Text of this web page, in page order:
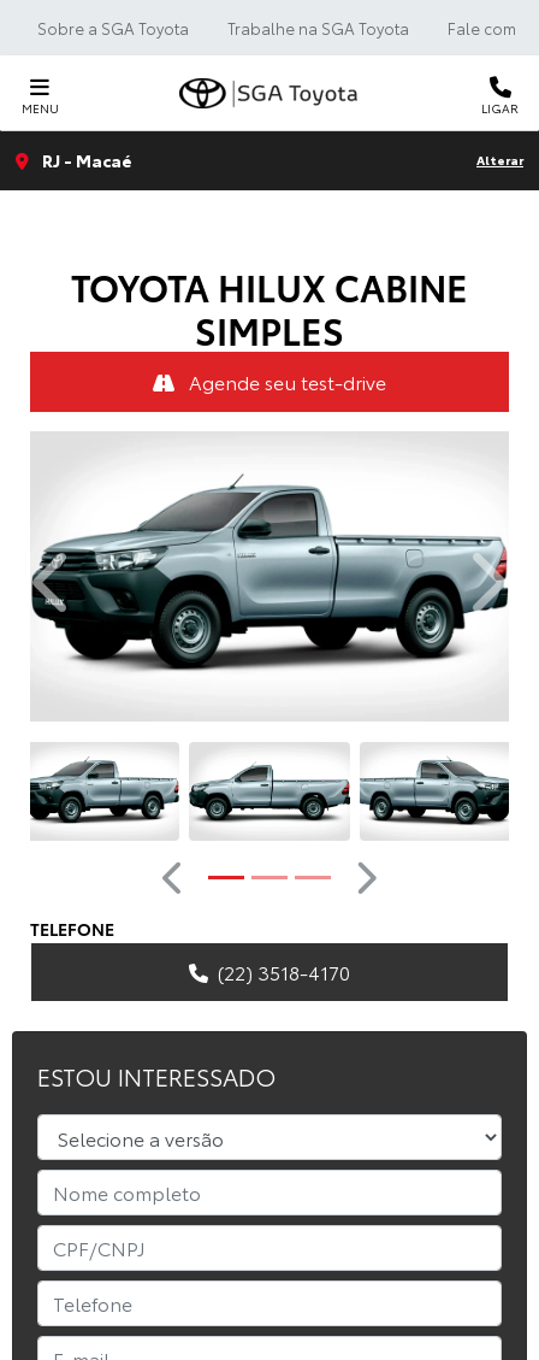
Sobre a SGA Toyota Trabalhe na SGA Toyota Fale com a
MENU LIGAR
RJ - Macaé Alterar
TOYOTA HILUX CABINE
SIMPLES
Agende seu test-drive
ESTOU INTERESSADO
Anterior
Anterior
Próximo
TELEFONE
(22) 3518-4170